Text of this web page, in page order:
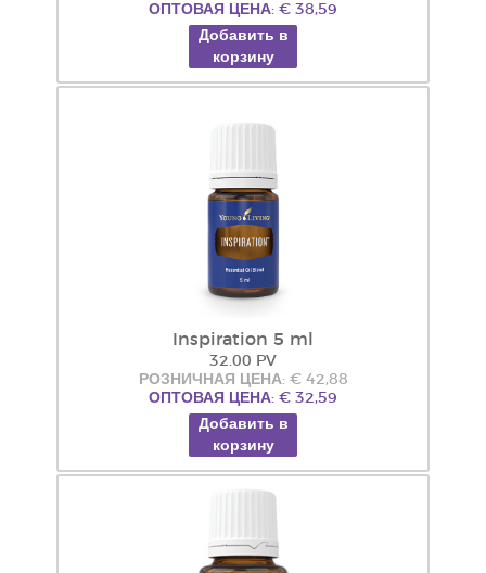
ОПТОВАЯ ЦЕНА: € 38,59
Добавить в
корзину
Inspiration 5 ml
32.00 PV
РОЗНИЧНАЯ ЦЕНА: € 42,88
ОПТОВАЯ ЦЕНА: € 32,59
Добавить в
корзину